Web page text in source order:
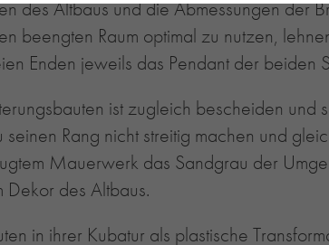
des Altbaus und die Abmessungen der
beengten Raum optimal zu nutzen,
Enden jeweils das Pendant der beiden
ist zugleich bescheiden und
Rang nicht streitig machen und
Mauerwerk das Sandgrau der
Dekor des Altbaus.
in ihrer Kubatur als plastische